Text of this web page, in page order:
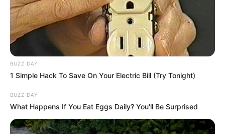
BUZZ DAY
1 Simple Hack To Save On Your Electric Bill (Try Tonight)
BUZZ DAY
What Happens If You Eat Eggs Daily? You'll Be Surprised